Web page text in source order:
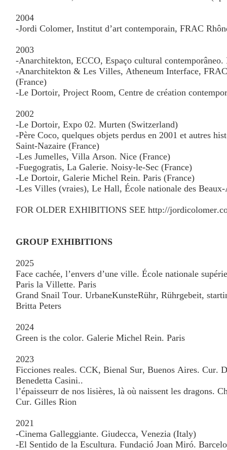
2004
-Jordi Colomer, Institut d’art contemporain, FRAC
2003
-Anarchitekton, ECCO, Espaço cultural
-Anarchitekton & Les Villes, Atheneum Interface,
(France)
-Le Dortoir, Project Room, Centre de création
2002
-Le Dortoir, Expo 02. Murten (Switzerland)
-Père Coco, quelques objets perdus en 2001 et autres
Saint-Nazaire (France)
-Les Jumelles, Villa Arson. Nice (France)
-Fuegogratis, La Galerie. Noisy-le-Sec (France)
-Le Dortoir, Galerie Michel Rein. Paris (France)
-Les Villes (vraies), Le Hall, École nationale des
FOR OLDER EXHIBITIONS SEE http://
GROUP EXHIBITIONS
2025
Face cachée, l’envers d’une ville. École nationale
Paris la Villette. Paris
Grand Snail Tour. UrbaneKunsteRühr, Rührgebeit,
Britta Peters
2024
Green is the color. Galerie Michel Rein. Paris
2023
Ficciones reales. CCK, Bienal Sur, Buenos Aires. Cur.
Benedetta Casini..
l’épaisseurr de nos lisières, là où naissent les dragons.
Cur. Gilles Rion
2021
-Cinema Galleggiante. Giudecca, Venezia (Italy)
-El Sentido de la Escultura. Fundació Joan Miró.